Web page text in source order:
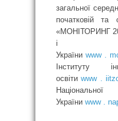
загальної
початковій та
«МОНІТОРИНГ
і
України www .
Інституту
освітиwww .
України www .